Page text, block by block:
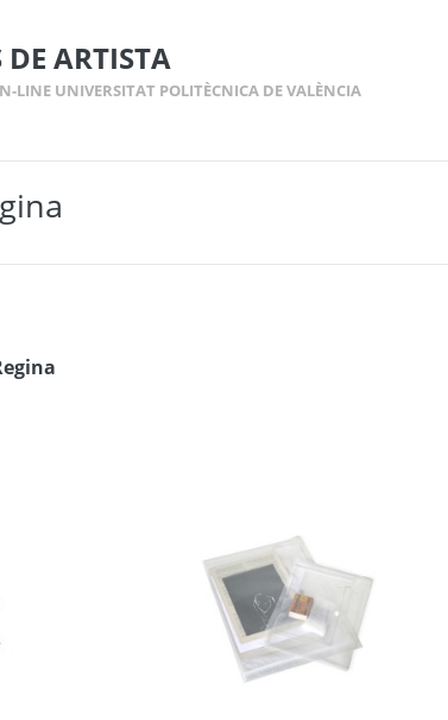
DE ARTISTA
LINE UNIVERSITAT POLITÈCNICA DE VALÈNCIA